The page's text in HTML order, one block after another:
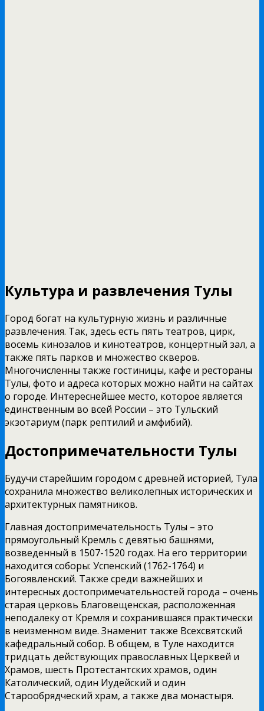
Культура и развлечения Тулы
Город богат на культурную жизнь и различные
развлечения. Так, здесь есть пять театров, цирк,
восемь кинозалов и кинотеатров, концертный зал, а
также пять парков и множество скверов.
Многочисленны также гостиницы, кафе и рестораны
Тулы, фото и адреса которых можно найти на сайтах
о городе. Интереснейшее место, которое является
единственным во всей России – это Тульский
экзотариум (парк рептилий и амфибий).
Достопримечательности Тулы
Будучи старейшим городом с древней историей, Тула
сохранила множество великолепных исторических и
архитектурных памятников.
Главная достопримечательность Тулы – это
прямоугольный Кремль с девятью башнями,
возведенный в 1507-1520 годах. На его территории
находится соборы: Успенский (1762-1764) и
Богоявленский. Также среди важнейших и
интересных достопримечательностей города – очень
старая церковь Благовещенская, расположенная
неподалеку от Кремля и сохранившаяся практически
в неизменном виде. Знаменит также Всехсвятский
кафедральный собор. В общем, в Туле находится
тридцать действующих православных Церквей и
Храмов, шесть Протестантских храмов, один
Католический, один Иудейский и один
Старообрядческий храм, а также два монастыря.